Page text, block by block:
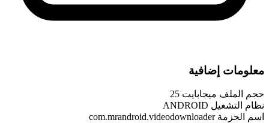
معلومات إضافية
حجم الملف 25 ميجابايت
نظام التشغيل ANDROID
اسم الحزمة com.mrandroid.videodownloader